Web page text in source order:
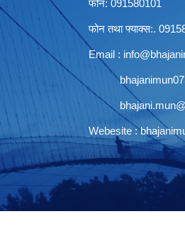
फोन: 091580101
फोन तथा फ्याक्स:.
Email :
Webesite :